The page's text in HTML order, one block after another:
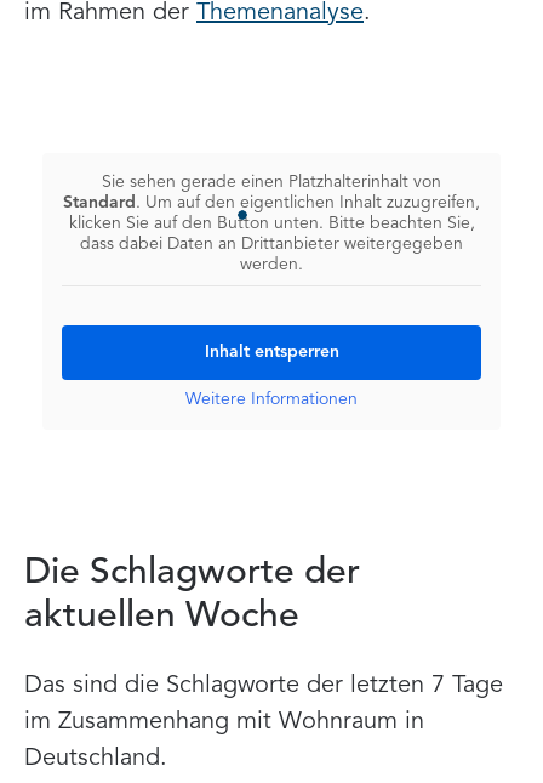
im Rahmen der Themenanalyse.
Sie sehen gerade einen Platzhalterinhalt von
Standard . Um auf den eigentlichen Inhalt zuzugreifen,
klicken Sie auf den Button unten. Bitte beachten Sie,
dass dabei Daten an Drittanbieter weitergegeben
werden.
Inhalt entsperren
Weitere Informationen
Die Schlagworte der
aktuellen Woche
Das sind die Schlagworte der letzten 7 Tage
im Zusammenhang mit Wohnraum in
Deutschland.